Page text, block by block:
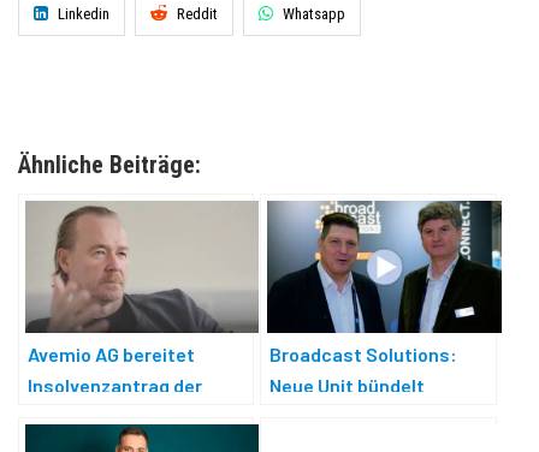
Linkedin Reddit Whatsapp
Ähnliche Beiträge:
Avemio AG bereitet
Insolvenzantrag der
Broadcast Solutions:
Neue Unit bündelt